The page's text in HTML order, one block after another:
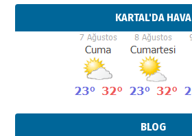
KARTAL'DA HAVA
BLOG